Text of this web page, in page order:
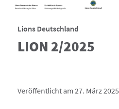
Lions Deutschland
LION 2/2025
Veröffentlicht am 27. März 2025